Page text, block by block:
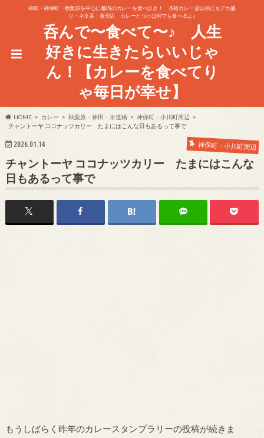
神田・神保町・秋葉原を中心に都内のカレーを食べ歩き！ 本格カレー店以外にもデカ盛
り・ネタ系・激安店、カレーとつけば何でも食べるよ♪
呑んで〜食べて〜♪ 人生
好きに生きたらいいじゃ
ん！【カレーを食べてり
ゃ毎日が幸せ】
HOME カレー 秋葉原・神田・水道橋
神保町・小川町周辺
チャントーヤ ココナッツカリー たまにはこんな日もあるって事で
2026.01.14 神保町・小川町周辺
チャントーヤ ココナッツカリー たまにはこんな
日もあるって事で
もうしばらく昨年のカレースタンプラリーの投稿が続きま